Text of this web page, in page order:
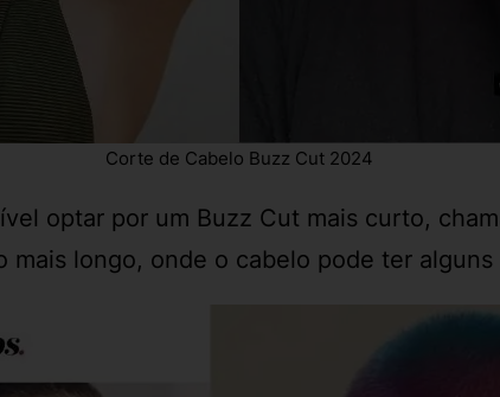
Corte de Cabelo Buzz Cut 2024
optar por um Buzz Cut mais curto,
longo, onde o cabelo pode ter